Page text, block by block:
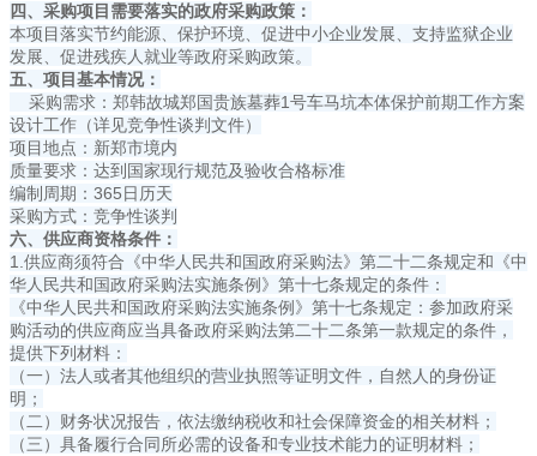
四、采购项目需要落实的政府采购政策：
本项目落实节约能源、保护环境、促进中小企业发展、支持监狱企业
发展、促进残疾人就业等政府采购政策。
五、项目基本情况：
采购需求：郑韩故城郑国贵族墓葬1号车马坑本体保护前期工作方案
设计工作（详见竞争性谈判文件）
项目地点：新郑市境内
质量要求：达到国家现行规范及验收合格标准
编制周期：365日历天
采购方式：竞争性谈判
六、供应商资格条件：
1.供应商须符合《中华人民共和国政府采购法》第二十二条规定和《中
华人民共和国政府采购法实施条例》第十七条规定的条件：
《中华人民共和国政府采购法实施条例》第十七条规定：参加政府采
购活动的供应商应当具备政府采购法第二十二条第一款规定的条件，
提供下列材料：
（一）法人或者其他组织的营业执照等证明文件，自然人的身份证
明；
（二）财务状况报告，依法缴纳税收和社会保障资金的相关材料；
（三）具备履行合同所必需的设备和专业技术能力的证明材料；